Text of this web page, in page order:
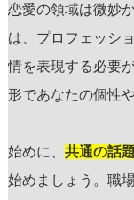
恋愛の領域は微妙
は、プロフェッシ
情を表現する必要
形であなたの個性
始めに、 共通の話
始めましょう。職